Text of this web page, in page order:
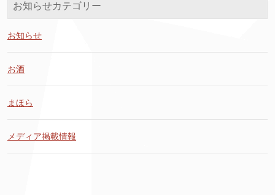
お知らせカテゴリー
お知らせ
お酒
まほら
メディア掲載情報